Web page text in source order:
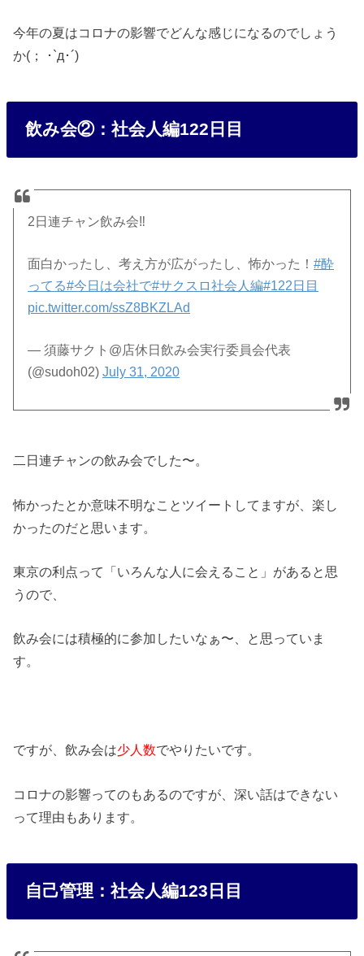
今年の夏はコロナの影響でどんな感じになるのでしょう
か(； ･`д･´)
飲み会②：社会人編122日目
2日連チャン飲み会‼️
面白かったし、考え方が広がったし、怖かった！#酔
ってる#今日は会社で#サクスロ社会人編#122日目
pic.twitter.com/ssZ8BKZLAd
— 須藤サクト@店休日飲み会実行委員会代表
(@sudoh02)July 31, 2020
二日連チャンの飲み会でした〜。
怖かったとか意味不明なことツイートしてますが、楽し
かったのだと思います。
東京の利点って「いろんな人に会えること」があると思
うので、
飲み会には積極的に参加したいなぁ〜、と思っていま
す。
ですが、飲み会は少人数でやりたいです。
コロナの影響ってのもあるのですが、深い話はできない
って理由もあります。
自己管理：社会人編123日目